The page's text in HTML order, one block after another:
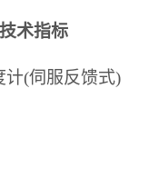
术指标
计(伺服反馈式)